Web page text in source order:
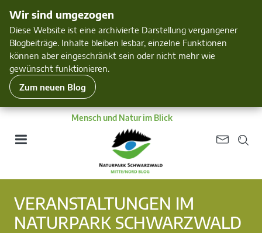
Wir sind umgezogen
Diese Website ist eine archivierte Darstellung vergangener
Blogbeiträge. Inhalte bleiben lesbar, einzelne Funktionen
können aber eingeschränkt sein oder nicht mehr wie
gewünscht funktionieren.
Zum neuen Blog
Mensch und Natur im Blick
VERANSTALTUNGEN IM
NATURPARK SCHWARZWALD